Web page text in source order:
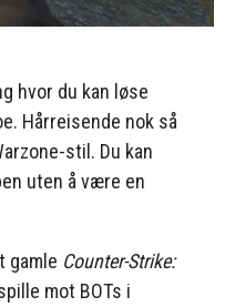
hvor du kan løse
Hårreisende nok så
stil. Du kan
uten å være en
gamle Counter-Strike:
mot BOTs i